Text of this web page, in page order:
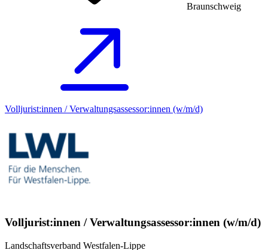
Braunschweig
Volljurist:innen / Verwaltungsassessor:innen (w/m/d)
Volljurist:innen / Verwaltungsassessor:innen (w/m/d)
Landschaftsverband Westfalen-Lippe